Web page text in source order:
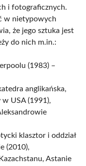
i fotograficznych.
w nietypowych
że jego sztuka jest
do nich m.in.:
(1983) –
anglikańska,
USA (1991),
klasztor i oddział
(2010),
Astanie